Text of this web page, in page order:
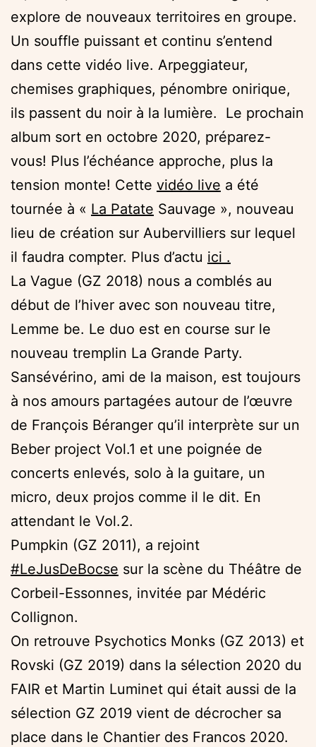
explore de nouveaux territoires en groupe.
Un souffle puissant et continu s’entend
dans cette vidéo live. Arpeggiateur,
chemises graphiques, pénombre onirique,
ils passent du noir à la lumière.
Le prochain
album sort en octobre 2020, préparez-
vous! Plus l’échéance approche, plus la
tension monte! Cette vidéo live a été
tournée à « La Patate Sauvage », nouveau
lieu de création sur Aubervilliers sur lequel
il faudra compter. Plus d’actu ici .
La Vague (GZ 2018) nous a comblés au
début de l’hiver avec son nouveau titre,
Lemme be. Le duo est en course sur le
nouveau tremplin La Grande Party.
Sansévérino, ami de la maison, est toujours
à nos amours partagées autour de l’œuvre
de François Béranger qu’il interprète sur un
Beber project Vol.1 et une poignée de
concerts enlevés, solo à la guitare, un
micro, deux projos comme il le dit. En
attendant le Vol.2.
Pumpkin (GZ 2011), a rejoint
#LeJusDeBocse sur la scène du Théâtre de
Corbeil-Essonnes, invitée par Médéric
Collignon.
On retrouve Psychotics Monks (GZ 2013) et
Rovski (GZ 2019) dans la sélection 2020 du
FAIR et Martin Luminet qui était aussi de la
sélection GZ 2019 vient de décrocher sa
place dans le Chantier des Francos 2020.